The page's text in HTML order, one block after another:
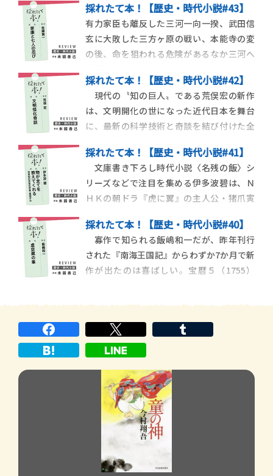
る。バルト海周辺に着目し第34回紫式部文
学賞を受賞した『風配図 WIND ROSE』と舞
台の一部が重なっており、著者の興味がヨー
ロッパの中心ではない北方にあることがう
採れたて本！【歴史・時代小説#43】
有力家臣も離反した三河一向一揆、武田信
玄に大敗した三方ヶ原の戦い、本能寺の変
の後、命を狙われる危険があるなか三河へ
危機とされている。初の時代小説『釣り
侍』を刊行したばかりの佐藤賢一の新作
は、神君伊賀越えを独自の歴史解釈と忍者
アクションで描いている。安土城に潜入し
た伊賀忍びの山一は、
採れたて本！【歴史・時代小説#42】
現代の〝知の巨人〟である荒俣宏の新作
は、文明開化の世になった近代日本を舞台
に、最新の科学技術と奇談を結び付けた全
者たちが経験した奇談を語る百物語形式で
進んでいく。そのため、新聞の記事は文語
体で書くべきか、言文一致体で書かれるべ
きかの議論や、政治記事中心の東京と文化
娯楽記事も多い大阪
採れたて本！【歴史・時代小説#41】
文庫書き下ろし時代小説〈名残の飯〉シ
リーズなどで注目を集める伊多波碧は、Ｎ
ＨＫの朝ドラ『虎に翼』の主人公・猪爪寅
淵嘉子を主人公にした『裁判官 三淵嘉子の
生涯』など、時代を切り開いた女性を題材
にした歴史小説も発表している。その新作
は、日本初の女性帝大生の１人で、植物色
採れたて本！【歴史・時代小説#40】
寡作で知られる飯嶋和一だが、昨年刊行
された『南海王国記』からわずか7か月で新
作が出たのは喜ばしい。宝暦５（1755）
籠に駆け寄り、藩主の圧政を訴える駕籠訴
を実行する。訴状は正式に受理され、北町